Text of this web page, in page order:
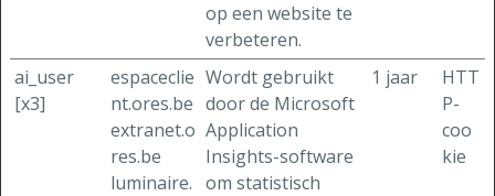
op een website te
verbeteren.
ai_user
[x3]
espaceclie
nt.ores.be
extranet.o
res.be
luminaire.
Wordt gebruikt
door de Microsoft
Application
Insights-software
om statistisch
1 jaar
HTT
P-
coo
kie